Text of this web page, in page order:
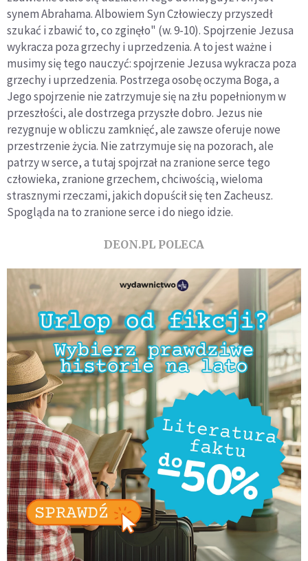
synem Abrahama. Albowiem Syn Człowieczy przyszedł
szukać i zbawić to, co zginęło" (w. 9-10). Spojrzenie Jezusa
wykracza poza grzechy i uprzedzenia. A to jest ważne i
musimy się tego nauczyć: spojrzenie Jezusa wykracza poza
grzechy i uprzedzenia. Postrzega osobę oczyma Boga, a
Jego spojrzenie nie zatrzymuje się na złu popełnionym w
przeszłości, ale dostrzega przyszłe dobro. Jezus nie
rezygnuje w obliczu zamknięć, ale zawsze oferuje nowe
przestrzenie życia. Nie zatrzymuje się na pozorach, ale
patrzy w serce, a tutaj spojrzał na zranione serce tego
człowieka, zranione grzechem, chciwością, wieloma
strasznymi rzeczami, jakich dopuścił się ten Zacheusz.
Spogląda na to zranione serce i do niego idzie.
DEON.PL POLECA